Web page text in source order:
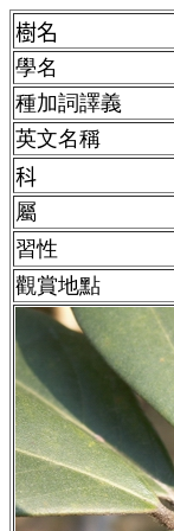
樹名
學名
種加詞譯義
英文名稱
科
屬
習性
觀賞地點